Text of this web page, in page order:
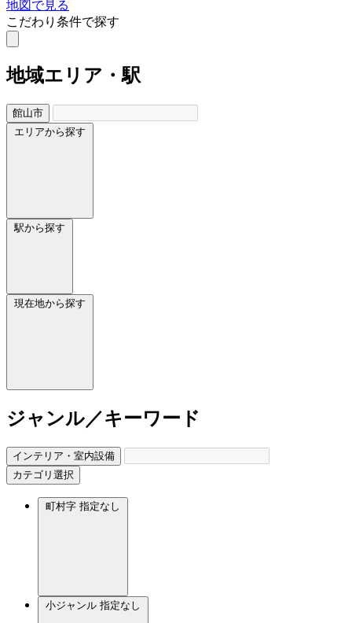
地図で見る
こだわり条件で探す
地域エリア・駅
館山市
エリアから探す
駅から探す
現在地から探す
ジャンル／キーワード
インテリア・室内設備
カテゴリ選択
町村字 指定なし
小ジャンル 指定なし